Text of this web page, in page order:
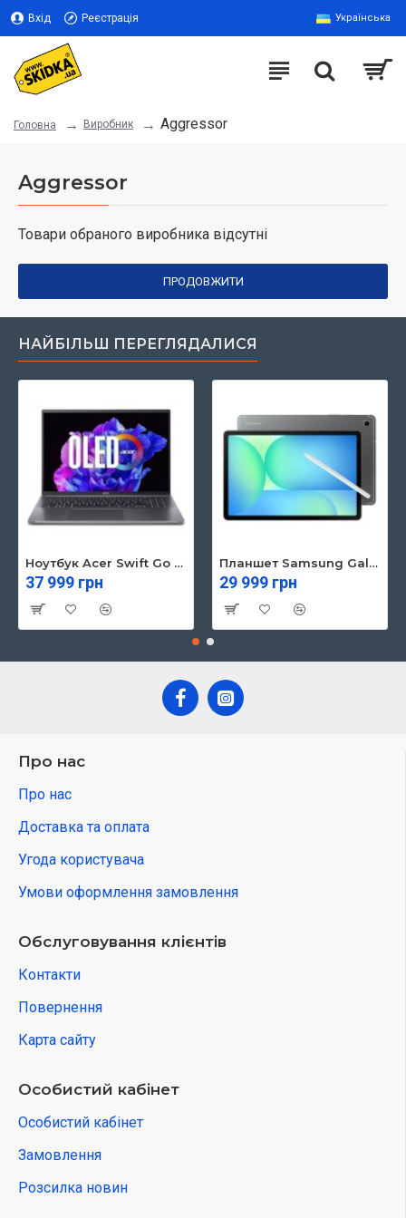
Вхід Реєстрація Українська
Головна Виробник Aggressor
Aggressor
Товари обраного виробника відсутні
ПРОДОВЖИТИ
НАЙБІЛЬШ ПЕРЕГЛЯДАЛИСЯ
Ноутбук Acer Swift Go 16 SFG16-71 (NX.KVZEU.003)
37 999 грн
Планшет Samsung Galaxy Tab S10 FE 5G 8/128GB Gray (SM-X526BZAREUC)
29 999 грн
Про нас
Про нас
Доставка та оплата
Угода користувача
Умови оформлення замовлення
Обслуговування клієнтів
Контакти
Повернення
Карта сайту
Особистий кабінет
Особистий кабінет
Замовлення
Розсилка новин